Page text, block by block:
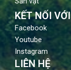
KẾT NỐI
Facebook
Youtube
Instagram
LIÊN HỆ